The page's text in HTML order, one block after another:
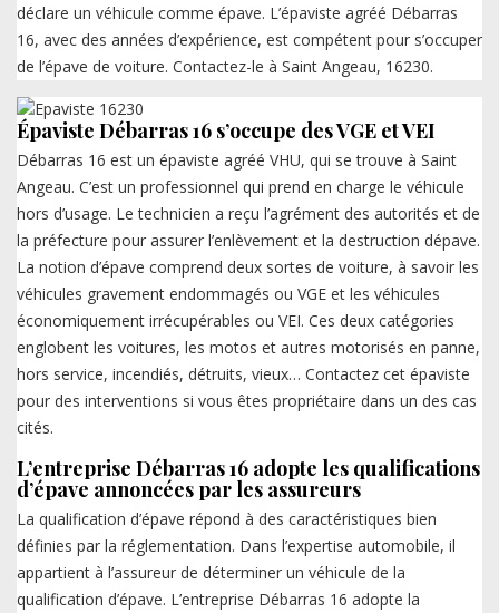
déclare un véhicule comme épave. L’épaviste agréé Débarras
16, avec des années d’expérience, est compétent pour s’occuper
de l’épave de voiture. Contactez-le à Saint Angeau, 16230.
Épaviste Débarras 16 s’occupe des VGE et VEI
Débarras 16 est un épaviste agréé VHU, qui se trouve à Saint
Angeau. C’est un professionnel qui prend en charge le véhicule
hors d’usage. Le technicien a reçu l’agrément des autorités et de
la préfecture pour assurer l’enlèvement et la destruction dépave.
La notion d’épave comprend deux sortes de voiture, à savoir les
véhicules gravement endommagés ou VGE et les véhicules
économiquement irrécupérables ou VEI. Ces deux catégories
englobent les voitures, les motos et autres motorisés en panne,
hors service, incendiés, détruits, vieux… Contactez cet épaviste
pour des interventions si vous êtes propriétaire dans un des cas
cités.
L’entreprise Débarras 16 adopte les qualifications
d’épave annoncées par les assureurs
La qualification d’épave répond à des caractéristiques bien
définies par la réglementation. Dans l’expertise automobile, il
appartient à l’assureur de déterminer un véhicule de la
qualification d’épave. L’entreprise Débarras 16 adopte la